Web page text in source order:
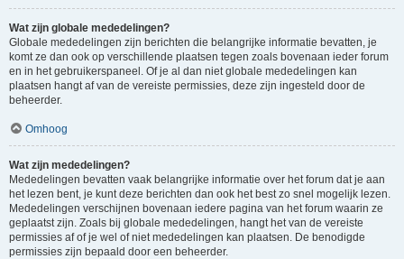
Wat zijn globale mededelingen?
Globale mededelingen zijn berichten die belangrijke informatie bevatten, je
komt ze dan ook op verschillende plaatsen tegen zoals bovenaan ieder forum
en in het gebruikerspaneel. Of je al dan niet globale mededelingen kan
plaatsen hangt af van de vereiste permissies, deze zijn ingesteld door de
beheerder.
Omhoog
Wat zijn mededelingen?
Mededelingen bevatten vaak belangrijke informatie over het forum dat je aan
het lezen bent, je kunt deze berichten dan ook het best zo snel mogelijk lezen.
Mededelingen verschijnen bovenaan iedere pagina van het forum waarin ze
geplaatst zijn. Zoals bij globale mededelingen, hangt het van de vereiste
permissies af of je wel of niet mededelingen kan plaatsen. De benodigde
permissies zijn bepaald door een beheerder.